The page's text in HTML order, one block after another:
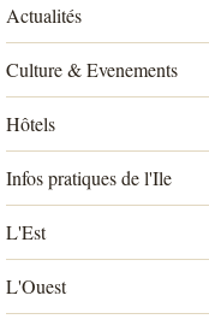
Actualités
Culture & Evenements
Hôtels
Infos pratiques de l'Ile
L'Est
L'Ouest